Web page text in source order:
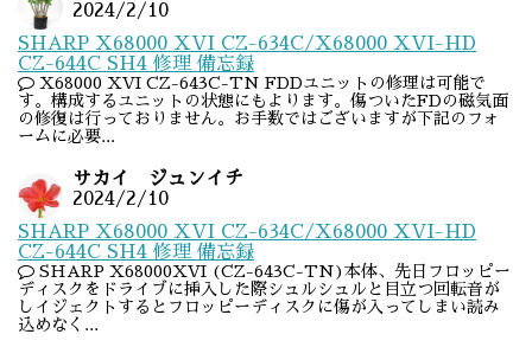
2024/2/10
SHARP X68000 XVI CZ-634C/X68000 XVI-HD
CZ-644C SH4 修理 備忘録
X68000 XVI CZ-643C-TN FDDユニットの修理は可能で
す。構成するユニットの状態にもよります。傷ついたFDの磁気面
の修復は行っておりません。お手数ではございますが下記のフォ
ームに必要...
サカイ ジュンイチ
2024/2/10
SHARP X68000 XVI CZ-634C/X68000 XVI-HD
CZ-644C SH4 修理 備忘録
SHARP X68000XVI (CZ-643C-TN)本体、先日フロッピー
ディスクをドライブに挿入した際シュルシュルと目立つ回転音が
しイジェクトするとフロッピーディスクに傷が入ってしまい読み
込めなく...